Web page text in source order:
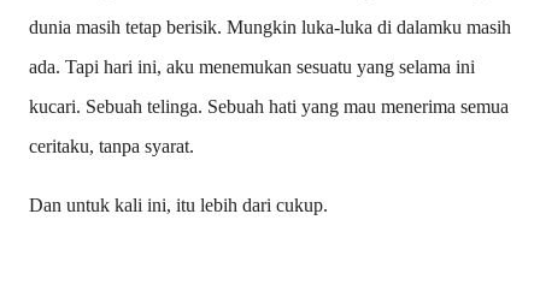
dunia masih tetap berisik. Mungkin luka-luka di dalamku masih
ada. Tapi hari ini, aku menemukan sesuatu yang selama ini
kucari. Sebuah telinga. Sebuah hati yang mau menerima semua
ceritaku, tanpa syarat.
Dan untuk kali ini, itu lebih dari cukup.